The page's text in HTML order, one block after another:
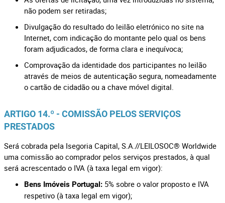
não podem ser retiradas;
Divulgação do resultado do leilão eletrónico no site na
Internet, com indicação do montante pelo qual os bens
foram adjudicados, de forma clara e inequívoca;
Comprovação da identidade dos participantes no leilão
através de meios de autenticação segura, nomeadamente
o cartão de cidadão ou a chave móvel digital.
ARTIGO 14.º - COMISSÃO PELOS SERVIÇOS
PRESTADOS
Será cobrada pela Isegoria Capital, S.A.//LEILOSOC® Worldwide
uma comissão ao comprador pelos serviços prestados, à qual
será acrescentado o IVA (à taxa legal em vigor):
Bens Imóveis Portugal: 5% sobre o valor proposto e IVA
respetivo (à taxa legal em vigor);